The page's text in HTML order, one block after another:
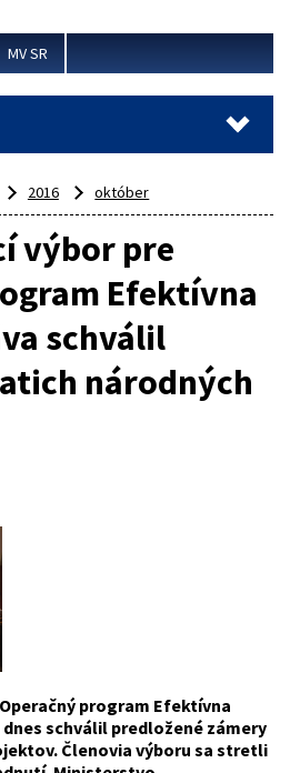
MV SR
2016 október
výbor pre
Efektívna
schválil
národných
program Efektívna
dnes schválil predložené zámery
Členovia výboru sa stretli